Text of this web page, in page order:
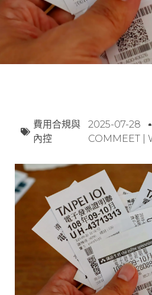
費用合規與
內控
2025-07-28
COMMEET |